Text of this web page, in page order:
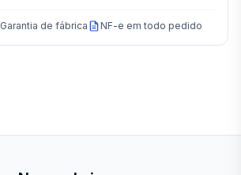
Garantia de fábrica NF-e em todo pedido